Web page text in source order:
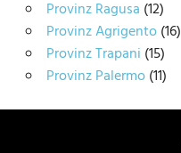
Provinz Ragusa (12)
Provinz Agrigento(16)
Provinz Trapani (15)
Provinz Palermo(11)